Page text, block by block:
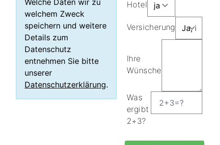
Welche Daten wir zu
welchem Zweck
speichern und weitere
Details zum
Datenschutz
entnehmen Sie bitte
unserer
Datenschutzerklärung.
Hotel
Versicherung
Ihre
Wünsche
Was
ergibt
2+3?